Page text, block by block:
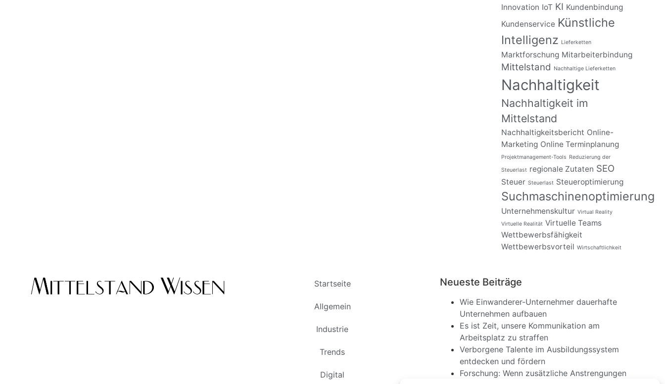
Innovation IoT KI Kundenbindung
Kundenservice Künstliche
Intelligenz Lieferketten
Marktforschung Mitarbeiterbindung
Mittelstand Nachhaltige Lieferketten
Nachhaltigkeit
Nachhaltigkeit im
Mittelstand
Nachhaltigkeitsbericht Online-
Marketing Online Terminplanung
Projektmanagement-Tools Reduzierung der
Steuerlast regionale Zutaten SEO
Steuer Steuerlast Steueroptimierung
Suchmaschinenoptimierung
Unternehmenskultur Virtual Reality
Virtuelle Realität Virtuelle Teams
Wettbewerbsfähigkeit
Wettbewerbsvorteil Wirtschaftlichkeit
Startseite
Allgemein
Industrie
Trends
Digital
Neueste Beiträge
Wie Einwanderer-Unternehmer dauerhafte
Unternehmen aufbauen
Es ist Zeit, unsere Kommunikation am
Arbeitsplatz zu straffen
Verborgene Talente im Ausbildungssystem
entdecken und fördern
Forschung: Wenn zusätzliche Anstrengungen